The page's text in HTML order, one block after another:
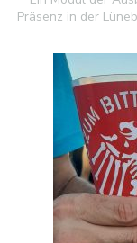
Präsenz in der